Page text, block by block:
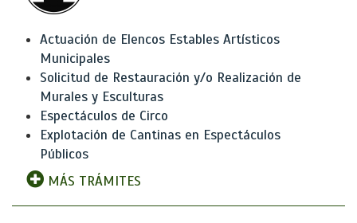
Actuación de Elencos Estables Artísticos
Municipales
Solicitud de Restauración y/o Realización de
Murales y Esculturas
Espectáculos de Circo
Explotación de Cantinas en Espectáculos
Públicos
MÁS TRÁMITES